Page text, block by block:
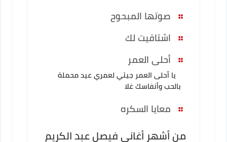
صوتها المبحوح
اشتاقيت لك
أحلى العمر
يا أحلى العمر جيتي لعمري عيد محملة
بالحب وأنفاسك غلا
معايا السكره
من أشهر أغاني فيصل عبد الكريم